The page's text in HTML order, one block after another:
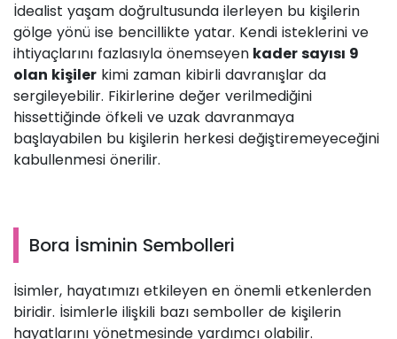
İdealist yaşam doğrultusunda ilerleyen bu kişilerin
gölge yönü ise bencillikte yatar. Kendi isteklerini ve
ihtiyaçlarını fazlasıyla önemseyen kader sayısı 9
olan kişiler kimi zaman kibirli davranışlar da
sergileyebilir. Fikirlerine değer verilmediğini
hissettiğinde öfkeli ve uzak davranmaya
başlayabilen bu kişilerin herkesi değiştiremeyeceğini
kabullenmesi önerilir.
Bora İsminin Sembolleri
İsimler, hayatımızı etkileyen en önemli etkenlerden
biridir. İsimlerle ilişkili bazı semboller de kişilerin
hayatlarını yönetmesinde yardımcı olabilir.